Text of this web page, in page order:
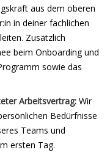
aus dem oberen
in deiner fachlichen
Zusätzlich
beim Onboarding und
sowie das
Arbeitsvertrag: Wir
Bedürfnisse
Teams und
ersten Tag.